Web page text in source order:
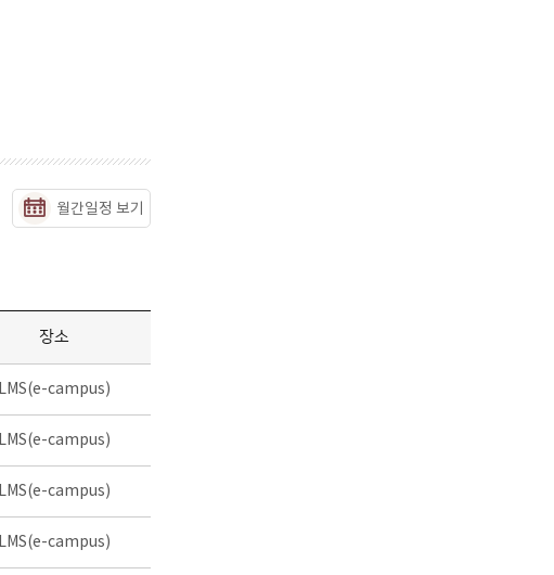
월간일정 보기
장소
LMS(e-campus)
LMS(e-campus)
LMS(e-campus)
LMS(e-campus)